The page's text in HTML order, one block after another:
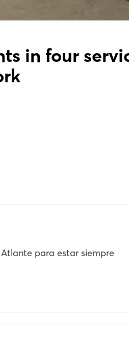
in four
para estar siempre